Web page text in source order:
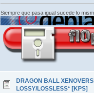
Siempre que pasa igual sucede lo
DRAGON BALL
LOSSY/LOSSLESS* [KPS]